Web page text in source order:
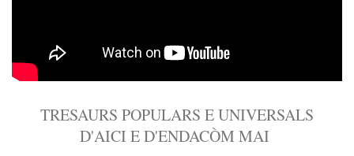
TRESAURS POPULARS E UNIVERSALS
D'AICI E D'ENDACÒM MAI